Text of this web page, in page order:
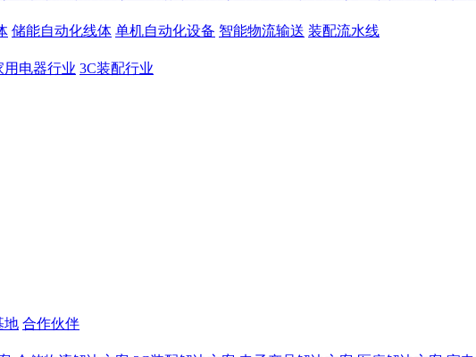
储能自动化线体 单机自动化设备 智能物流输送 装配流水线
用电器行业 3C装配行业
地 合作伙伴